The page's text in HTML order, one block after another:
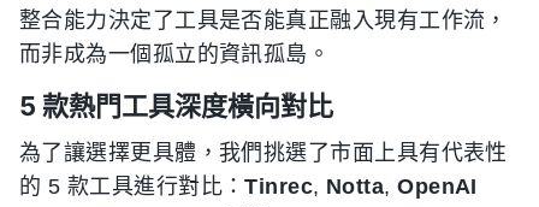
整合能力決定了工具是否能真正融入現有工作流，
而非成為一個孤立的資訊孤島。
5 款熱門工具深度橫向對比
為了讓選擇更具體，我們挑選了市面上具有代表性
的 5 款工具進行對比：Tinrec, Notta,OpenAI